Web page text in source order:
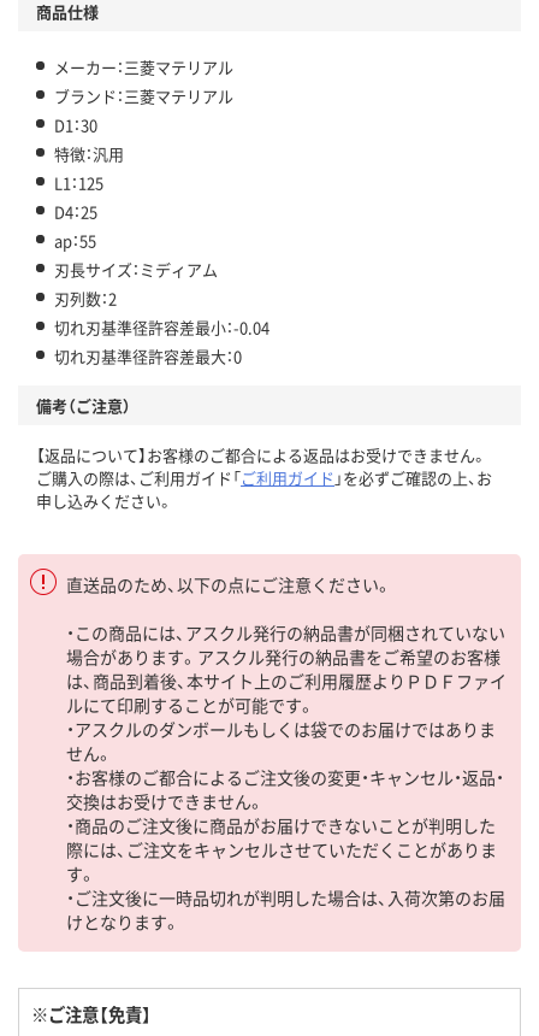
商品仕様
メーカー：三菱マテリアル
ブランド：三菱マテリアル
D1：30
特徴：汎用
L1：125
D4：25
ap：55
刃長サイズ：ミディアム
刃列数：2
切れ刃基準径許容差最小：-0.04
切れ刃基準径許容差最大：0
備考（ご注意）
【返品について】お客様のご都合による返品はお受けできません。
ご購入の際は、ご利用ガイド「ご利用ガイド 」を必ずご確認の上、お
申し込みください。
直送品のため、以下の点にご注意ください。
・この商品には、アスクル発行の納品書が同梱されていない
場合があります。アスクル発行の納品書をご希望のお客様
は、商品到着後、本サイト上のご利用履歴よりＰＤＦファイ
ルにて印刷することが可能です。
・アスクルのダンボールもしくは袋でのお届けではありま
せん。
・お客様のご都合によるご注文後の変更・キャンセル・返品・
交換はお受けできません。
・商品のご注文後に商品がお届けできないことが判明した
際には、ご注文をキャンセルさせていただくことがありま
す。
・ご注文後に一時品切れが判明した場合は、入荷次第のお届
けとなります。
※ご注意【免責】